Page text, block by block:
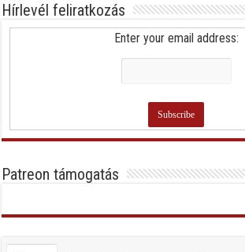
Hírlevél feliratkozás
Enter your email address:
Patreon támogatás